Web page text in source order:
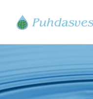
sisältöön